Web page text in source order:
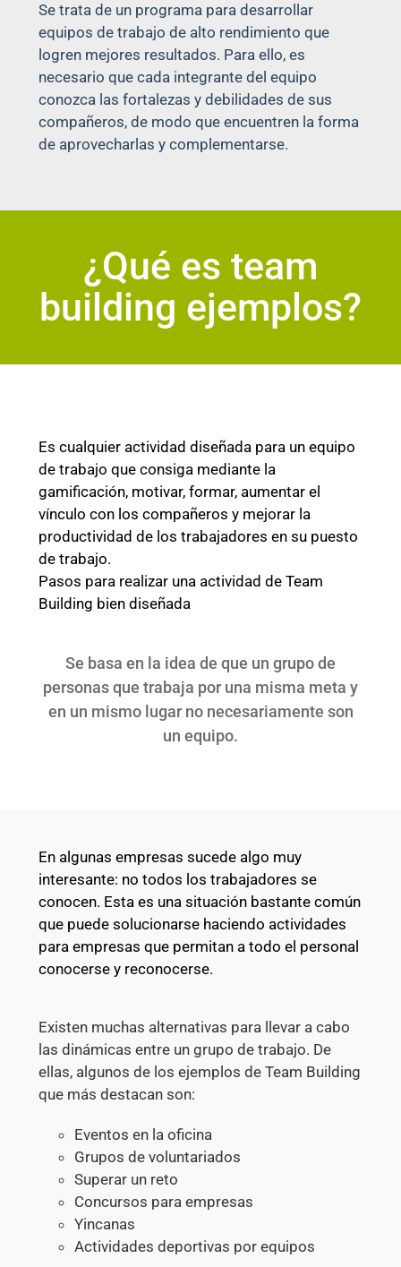
Se trata de un programa para desarrollar
equipos de trabajo de alto rendimiento que
logren mejores resultados. Para ello, es
necesario que cada integrante del equipo
conozca las fortalezas y debilidades de sus
compañeros, de modo que encuentren la forma
de aprovecharlas y complementarse.
¿Qué es team
building ejemplos?
Es cualquier actividad diseñada para un equipo
de trabajo que consiga mediante la
gamificación, motivar, formar, aumentar el
vínculo con los compañeros y mejorar la
productividad de los trabajadores en su puesto
de trabajo.
Pasos para realizar una actividad de Team
Building bien diseñada
Se basa en la idea de que un grupo de
personas que trabaja por una misma meta y
en un mismo lugar no necesariamente son
un equipo.
En algunas empresas sucede algo muy
interesante: no todos los trabajadores se
conocen. Esta es una situación bastante común
que puede solucionarse haciendo actividades
para empresas que permitan a todo el personal
conocerse y reconocerse.
Existen muchas alternativas para llevar a cabo
las dinámicas entre un grupo de trabajo. De
ellas, algunos de los ejemplos de Team Building
que más destacan son:
Eventos en la oficina
Grupos de voluntariados
Superar un reto
Concursos para empresas
Yincanas
Actividades deportivas por equipos